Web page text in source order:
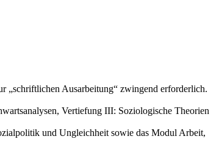
„schriftlichen Ausarbeitung“ zwingend erforderlich.
Vertiefung III: Soziologische Theorien
und Ungleichheit sowie das Modul Arbeit,